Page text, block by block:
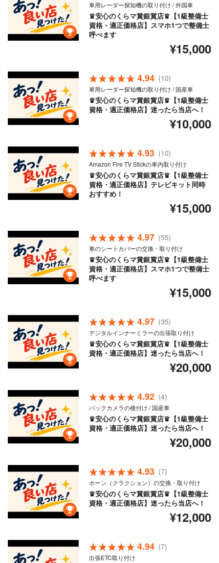
車用レーダー探知機の取り付け / 外国車
♛安心のくらマ賞銀賞店♛【1級整備士
資格・適正価格店】スマホ1つで整備士
呼べます
¥15,000
4.94 (10)
車用レーダー探知機の取り付け / 国産車
♛安心のくらマ賞銀賞店♛【1級整備士
資格・適正価格店】迷ったら当店へ！
¥10,000
4.93 (10)
Amazon Fire TV Stickの車内取り付け
♛安心のくらマ賞銀賞店♛【1級整備士
資格・適正価格店】テレビキット同時
おすすめ！
¥15,000
4.97 (55)
車のシートカバーの交換・取り付け
♛安心のくらマ賞銀賞店♛【1級整備士
資格・適正価格店】スマホ1つで整備士
呼べます
¥15,000
4.97 (35)
デジタルインナーミラーの出張取り付け
♛安心のくらマ賞銀賞店♛【1級整備士
資格・適正価格店】迷ったら当店へ！
¥20,000
4.92 (4)
バックカメラの後付け / 国産車
♛安心のくらマ賞銀賞店♛【1級整備士
資格・適正価格店】迷ったら当店へ！
¥20,000
4.93 (7)
ホーン（クラクション）の交換・取り付け
♛安心のくらマ賞銀賞店♛【1級整備士
資格・適正価格店】迷ったら当店へ！
¥12,000
4.94 (7)
出張ETC取り付け